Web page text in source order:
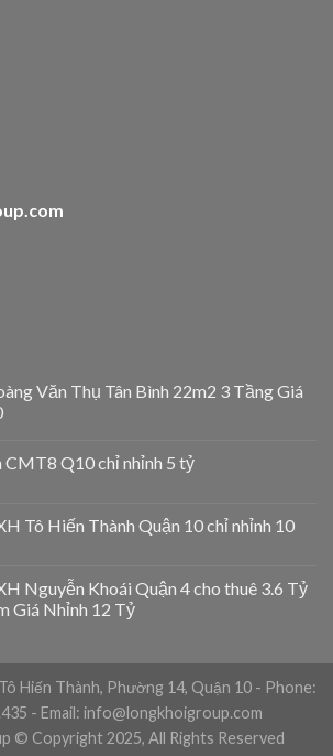
Văn Thụ Tân Bình 22m2 3 Tầng Giá
CMT8 Q10 chỉ nhỉnh 5 tỷ
Tô Hiến Thành Quận 10 chỉ nhỉnh 10
Nguyễn Khoái Quận 4 cho thuê 3.6 Tỷ
Giá Nhỉnh 12 Tỷ
Hiến Thành, Phường 14, Quận 10 - Phone:
- Email: info@longkhoigroup.com
© Copyright 2025, All Rights Reserved